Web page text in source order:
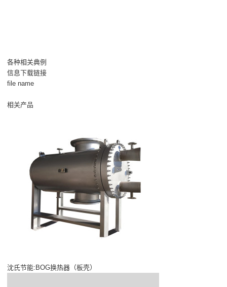
各种相关典例
信息下载链接
file name
相关产品
沈氏节能:BOG换热器（板壳）